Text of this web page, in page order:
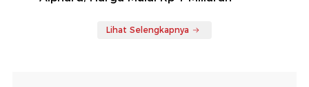
Lihat Selengkapnya